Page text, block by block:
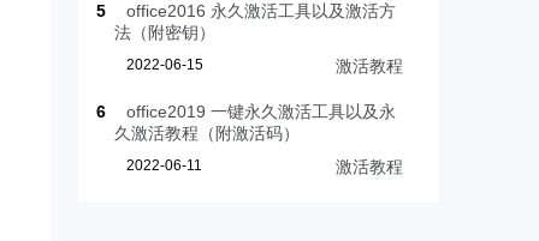
5
office2016 永久激活工具以及激活方
法（附密钥）
2022-06-15 激活教程
6
office2019 一键永久激活工具以及永
久激活教程（附激活码）
2022-06-11 激活教程